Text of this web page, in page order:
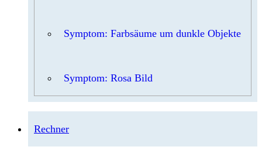
Symptom: Farbsäume um dunkle Objekte
Symptom: Rosa Bild
Rechner